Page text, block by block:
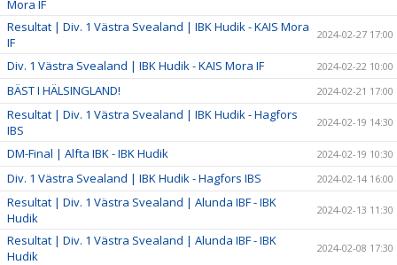
Mora IF
Resultat | Div. 1 Västra Svealand | IBK Hudik - KAIS Mora
IF
2024-02-27 17:00
Div. 1 Västra Svealand | IBK Hudik - KAIS Mora IF 2024-02-22 10:00
BÄST I HÄLSINGLAND! 2024-02-21 17:00
Resultat | Div. 1 Västra Svealand | IBK Hudik - Hagfors
IBS
2024-02-19 14:30
DM-Final | Alfta IBK - IBK Hudik 2024-02-19 10:30
Div. 1 Västra Svealand | IBK Hudik - Hagfors IBS 2024-02-14 16:00
Resultat | Div. 1 Västra Svealand | Alunda IBF - IBK
Hudik
2024-02-13 11:30
Resultat | Div. 1 Västra Svealand | Alunda IBF - IBK
Hudik
2024-02-08 17:30